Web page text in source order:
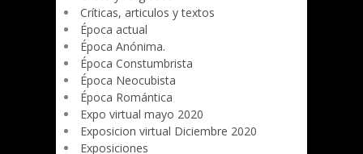
Críticas, articulos y textos
Época actual
Época Anónima.
Época Constumbrista
Época Neocubista
Época Romántica
Expo virtual mayo 2020
Exposicion virtual Diciembre 2020
Exposiciones